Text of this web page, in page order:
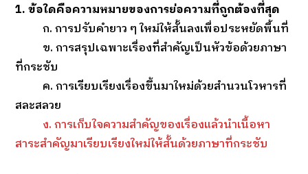
1. ข้อใดคือความหมายของการย่อความที่ถูกต้องที่สุด
ก. การปรับคำยาว ๆ ใหม่ให้สั้นลงเพื่อประหยัดพื้นที่
ข. การสรุปเฉพาะเรื่องที่สำคัญเป็นหัวข้อด้วยภาษา
ที่กระชับ
ค. การเรียบเรียงเรื่องขึ้นมาใหม่ด้วยสำนวนโวหารที่
สละสลวย
ง. การเก็บใจความสำคัญของเรื่องแล้วนำเนื้อหา
สาระสำคัญมาเรียบเรียงใหม่ให้สั้นด้วยภาษาที่กระชับ